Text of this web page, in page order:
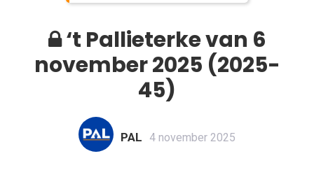
‘t Pallieterke van 6
november 2025 (2025-
45)
PAL 4 november 2025